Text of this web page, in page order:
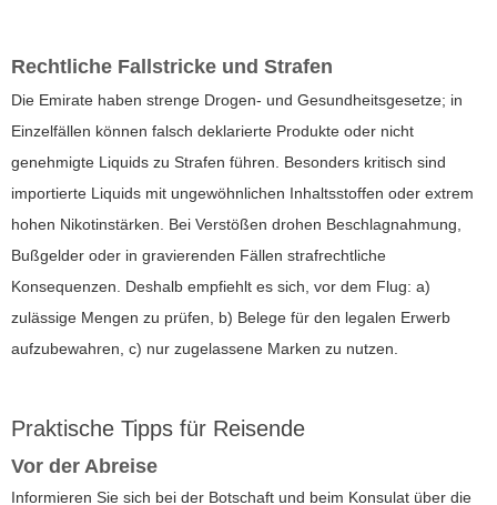
Rechtliche Fallstricke und Strafen
Die Emirate haben strenge Drogen- und Gesundheitsgesetze; in
Einzelfällen können falsch deklarierte Produkte oder nicht
genehmigte Liquids zu Strafen führen. Besonders kritisch sind
importierte Liquids mit ungewöhnlichen Inhaltsstoffen oder extrem
hohen Nikotinstärken. Bei Verstößen drohen Beschlagnahmung,
Bußgelder oder in gravierenden Fällen strafrechtliche
Konsequenzen. Deshalb empfiehlt es sich, vor dem Flug: a)
zulässige Mengen zu prüfen, b) Belege für den legalen Erwerb
aufzubewahren, c) nur zugelassene Marken zu nutzen.
Praktische Tipps für Reisende
Vor der Abreise
Informieren Sie sich bei der Botschaft und beim Konsulat über die